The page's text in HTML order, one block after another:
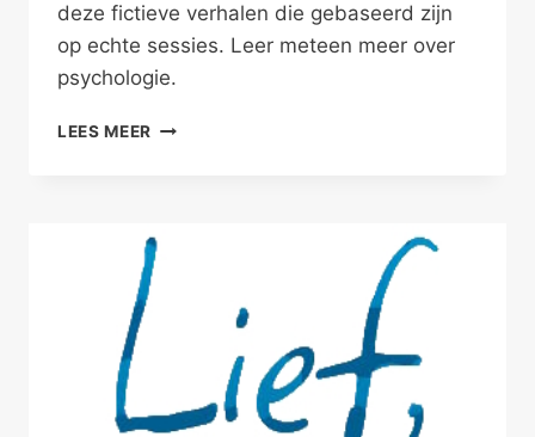
deze fictieve verhalen die gebaseerd zijn
op echte sessies. Leer meteen meer over
psychologie.
LEES MEER ZO